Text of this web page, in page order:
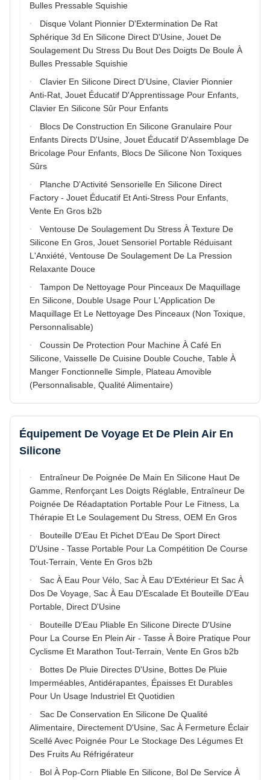
Bulles Pressable Squishie
Disque Volant Pionnier D'Extermination De Rat
Sphérique 3d En Silicone Direct D'Usine, Jouet De
Soulagement Du Stress Du Bout Des Doigts De Boule À
Bulles Pressable Squishie
Clavier En Silicone Direct D'Usine, Clavier Pionnier
Anti-Rat, Jouet Éducatif D'Apprentissage Pour Enfants,
Clavier En Silicone Sûr Pour Enfants
Blocs De Construction En Silicone Granulaire Pour
Enfants Directs D'Usine, Jouet Éducatif D'Assemblage De
Bricolage Pour Enfants, Blocs De Silicone Non Toxiques
Sûrs
Planche D'Activité Sensorielle En Silicone Direct
Factory - Jouet Éducatif Et Anti-Stress Pour Enfants,
Vente En Gros b2b
Ventouse De Soulagement Du Stress À Texture De
Silicone En Gros, Jouet Sensoriel Portable Réduisant
L'Anxiété, Ventouse De Soulagement De La Pression
Relaxante Douce
Tampon De Nettoyage Pour Pinceaux De Maquillage
En Silicone, Double Usage Pour L'Application De
Maquillage Et Le Nettoyage Des Pinceaux (Non Toxique,
Personnalisable)
Coussin De Protection Pour Machine À Café En
Silicone, Vaisselle De Cuisine Double Couche, Table À
Manger Fonctionnelle Simple, Plateau Amovible
(Personnalisable, Qualité Alimentaire)
Équipement De Voyage Et De Plein Air En
Silicone
Entraîneur De Poignée De Main En Silicone Haut De
Gamme, Renforçant Les Doigts Réglable, Entraîneur De
Poignée De Réadaptation Portable Pour Le Fitness, La
Thérapie Et Le Soulagement Du Stress, OEM En Gros
Bouteille D'Eau Et Pichet D'Eau De Sport Direct
D'Usine - Tasse Portable Pour La Compétition De Course
Tout-Terrain, Vente En Gros b2b
Sac À Eau Pour Vélo, Sac À Eau D'Extérieur Et Sac À
Dos De Voyage, Sac À Eau D'Escalade Et Bouteille D'Eau
Portable, Direct D'Usine
Bouteille D'Eau Pliable En Silicone Directe D'Usine
Pour La Course En Plein Air - Tasse À Boire Pratique Pour
Cyclisme Et Marathon Tout-Terrain, Vente En Gros b2b
Bottes De Pluie Directes D'Usine, Bottes De Pluie
Imperméables, Antidérapantes, Épaisses Et Durables
Pour Un Usage Industriel Et Quotidien
Sac De Conservation En Silicone De Qualité
Alimentaire, Directement D'Usine, Sac À Fermeture Éclair
Scellé Avec Poignée Pour Le Stockage Des Légumes Et
Des Fruits Au Réfrigérateur
Bol À Pop-Corn Pliable En Silicone, Bol De Service À